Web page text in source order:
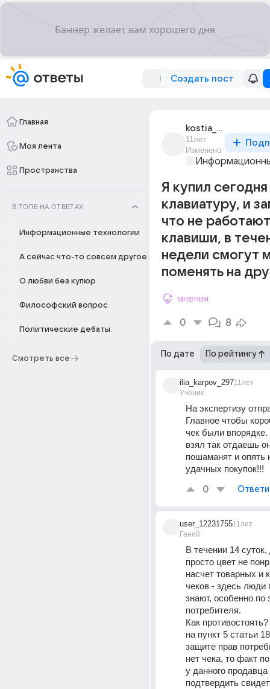
Создать пост
Главная
Моя лента
Пространства
В ТОПЕ НА ОТВЕТАХ
Информационные технологии
А сейчас что-то совсем другое
О любви без купюр
Философский вопрос
Политические дебаты
Смотреть все
kostia_gulevskii_4
11лет
Изменено
Я купил сегодня
клавиатуру, и
что не
клавиши, в
недели смогут
поменять на
мнения
0 8
По дате По рейтингу
ilia_karpov_297
Ученик
11лет
На экспертизу
Главное чтобы
чек были впорядке.
взял так отдаешь
пошаманят и опять
удачных покупок!!!
0
user_12231755
Гений
11лет
В течении 14
просто цвет не
насчет товарных и
чеков - здесь люди
знают, особенно по
потребителя.
Как
на пункт 5 статьи
защите прав
нет чека, то факт
у данного
подтвердить